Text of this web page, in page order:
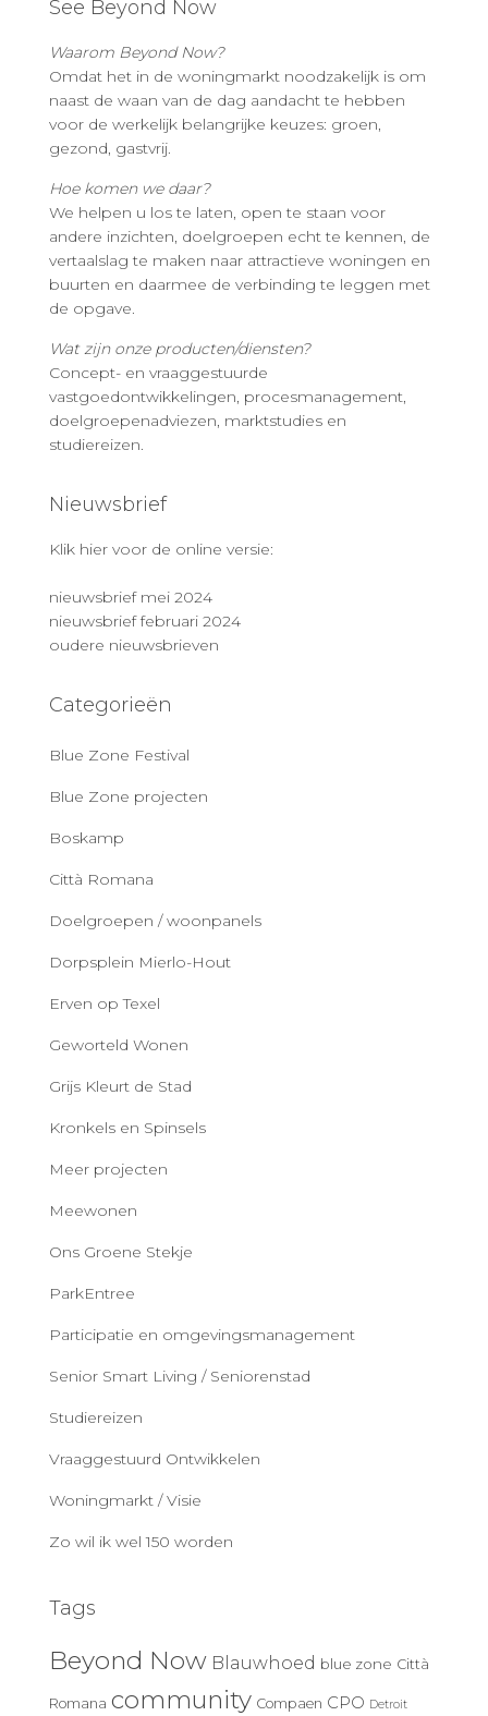
See Beyond Now
Waarom Beyond Now?
Omdat het in de woningmarkt noodzakelijk is om
naast de waan van de dag aandacht te hebben
voor de werkelijk belangrijke keuzes: groen,
gezond, gastvrij.
Hoe komen we daar?
We helpen u los te laten, open te staan voor
andere inzichten, doelgroepen echt te kennen, de
vertaalslag te maken naar attractieve woningen en
buurten en daarmee de verbinding te leggen met
de opgave.
Wat zijn onze producten/diensten?
Concept- en vraaggestuurde
vastgoedontwikkelingen, procesmanagement,
doelgroepenadviezen, marktstudies en
studiereizen.
Nieuwsbrief
Klik hier voor de online versie:
nieuwsbrief mei 2024
nieuwsbrief februari 2024
oudere nieuwsbrieven
Categorieën
Blue Zone Festival
Blue Zone projecten
Boskamp
Città Romana
Doelgroepen / woonpanels
Dorpsplein Mierlo-Hout
Erven op Texel
Geworteld Wonen
Grijs Kleurt de Stad
Kronkels en Spinsels
Meer projecten
Meewonen
Ons Groene Stekje
ParkEntree
Participatie en omgevingsmanagement
Senior Smart Living / Seniorenstad
Studiereizen
Vraaggestuurd Ontwikkelen
Woningmarkt / Visie
Zo wil ik wel 150 worden
Tags
Beyond Now Blauwhoed blue zone Città
Romana community Compaen CPO Detroit